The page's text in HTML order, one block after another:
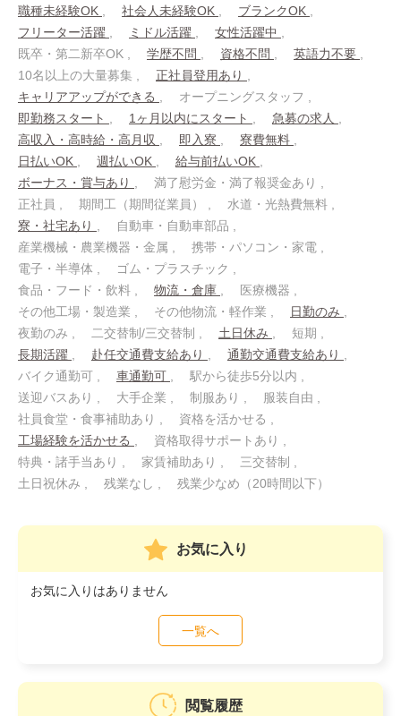
職種未経験OK 社会人未経験OK
ブランクOK
フリーター活躍
ミドル活躍
女性活躍中
既卒・第二新卒OK
学歴不問 資格不問
英語力不要
10名以上の大量募集
正社員登用あり
キャリアアップができる
オープニングスタッフ
即勤務スタート
1ヶ月以内にスタート
急募の求人
高収入・高時給・高月収
即入寮
寮費無料
日払いOK
週払いOK
給与前払いOK
ボーナス・賞与あり
満了慰労金・満了報奨金あり
正社員
期間工（期間従業員）
水道・光熱費無料
寮・社宅あり
自動車・自動車部品
産業機械・農業機器・金属
携帯・パソコン・家電
電子・半導体
ゴム・プラスチック
食品・フード・飲料
物流・倉庫
医療機器
その他工場・製造業
その他物流・軽作業
日勤のみ
夜勤のみ
二交替制/三交替制 土日休み
短期
長期活躍
赴任交通費支給あり
通勤交通費支給あり
バイク通勤可
車通勤可
駅から徒歩5分以内
送迎バスあり
大手企業 制服あり
服装自由
社員食堂・食事補助あり
資格を活かせる
工場経験を活かせる
資格取得サポートあり
特典・諸手当あり
家賃補助あり
三交替制
土日祝休み
残業なし 残業少なめ（20時間以下）
お気に入り
お気に入りはありません
一覧へ
閲覧履歴